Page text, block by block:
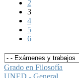
2
3
4
5
6
Grado en Filosofía
UNED - General